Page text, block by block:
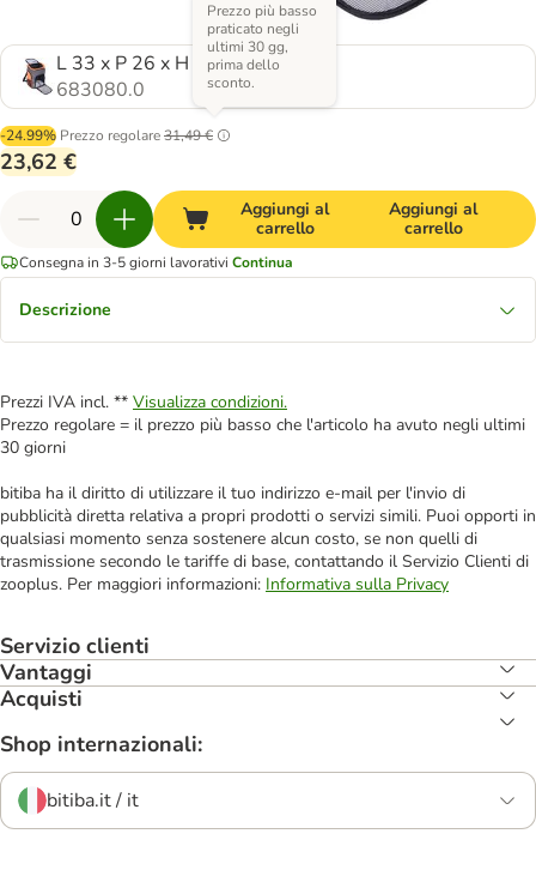
L 33 x P 26 x H 42 cm
683080.0
-24.99% Prezzo regolare31,49 €
Prezzo più basso
praticato negli
ultimi 30 gg,
prima dello
sconto.
23,62 €
Aggiungi al
carrello
Aggiungi al
carrello
Consegna in 3-5 giorni lavorativi Continua
Descrizione
Prezzi IVA incl. ** Visualizza condizioni.
Prezzo regolare = il prezzo più basso che l'articolo ha avuto negli ultimi
30 giorni
bitiba ha il diritto di utilizzare il tuo indirizzo e-mail per l'invio di
pubblicità diretta relativa a propri prodotti o servizi simili. Puoi opporti in
qualsiasi momento senza sostenere alcun costo, se non quelli di
trasmissione secondo le tariffe di base, contattando il Servizio Clienti di
zooplus. Per maggiori informazioni: Informativa sulla Privacy
Servizio clienti
Vantaggi
Acquisti
Shop internazionali:
bitiba.it / it